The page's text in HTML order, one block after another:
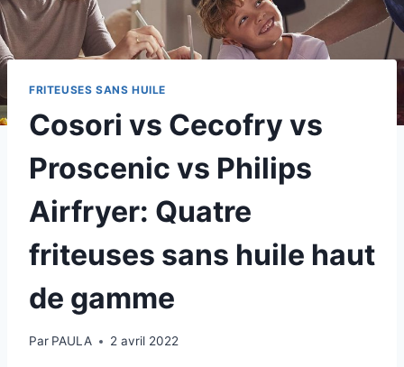
FRITEUSES SANS HUILE
Cosori vs Cecofry vs
Proscenic vs Philips
Airfryer: Quatre
friteuses sans huile haut
de gamme
Par PAULA 2 avril 2022